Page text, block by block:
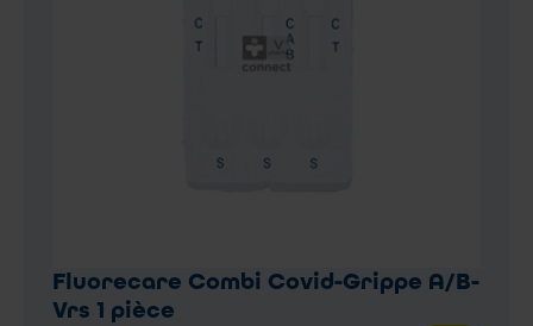
Fluorecare Combi Covid-Grippe A/B-
Vrs 1 pièce